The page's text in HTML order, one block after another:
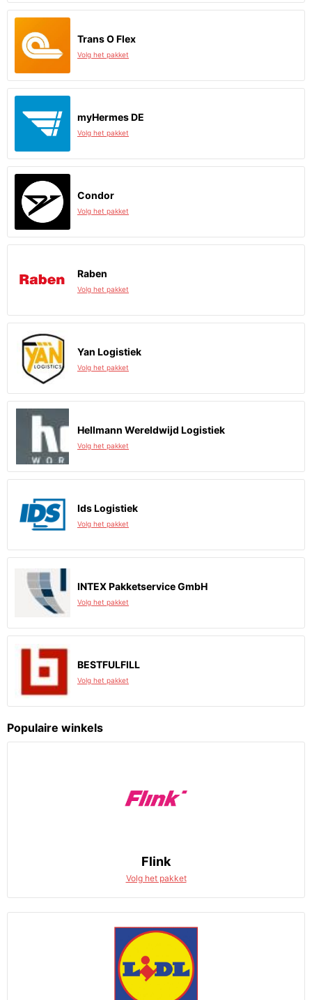
Trans O Flex
Volg het pakket
myHermes DE
Volg het pakket
Condor
Volg het pakket
Raben
Volg het pakket
Yan Logistiek
Volg het pakket
Hellmann Wereldwijd Logistiek
Volg het pakket
Ids Logistiek
Volg het pakket
INTEX Pakketservice GmbH
Volg het pakket
BESTFULFILL
Volg het pakket
Populaire winkels
Flink
Volg het pakket